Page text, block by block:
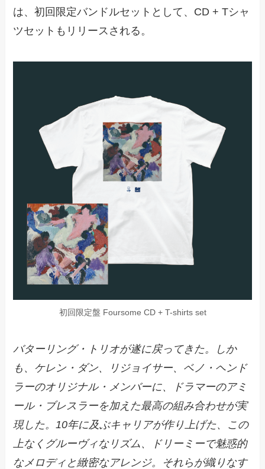
は、初回限定バンドルセットとして、CD + Tシャ
ツセットもリリースされる。
初回限定盤 Foursome CD + T-shirts set
バターリング・トリオが遂に戻ってきた。しか
も、ケレン・ダン、リジョイサー、ベノ・ヘンド
ラーのオリジナル・メンバーに、ドラマーのアミ
ール・ブレスラーを加えた最高の組み合わせが実
現した。10年に及ぶキャリアが作り上げた、この
上なくグルーヴィなリズム、ドリーミーで魅惑的
なメロディと緻密なアレンジ。それらが織りなす